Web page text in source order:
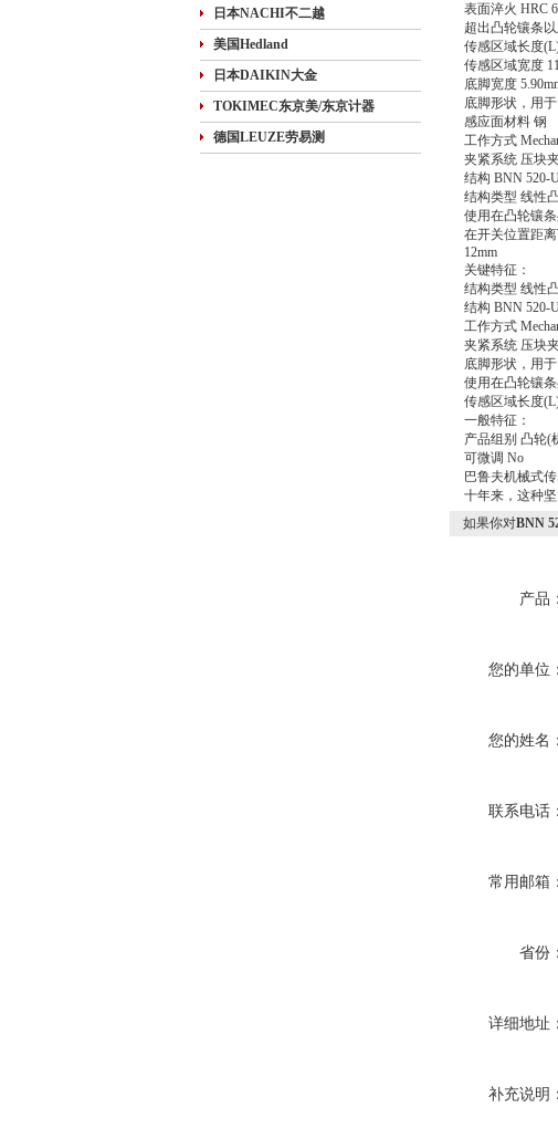
日本NACHI不二越
美国Hedland
日本DAIKIN大金
TOKIMEC东京美/东京计器
德国LEUZE劳易测
表面淬火 HRC
超出凸轮镶条
传感区域长度
传感区域宽度
底脚宽度
底脚形状，用
感应面材料 钢
工作方式
夹紧系统 压块
结构 BNN 520-
结构类型 线性
使用在凸轮镶
在开关位置距
12mm
关键特征：
结构类型 线性
结构 BNN 520-
工作方式
夹紧系统 压块
底脚形状，用
使用在凸轮镶
传感区域长度
一般特征：
产品组别 凸轮(
可微调 No
巴鲁夫机械式
十年来，这种
如果你对BNN
产品：
您的单位：
您的姓名：
联系电话：
常用邮箱：
省份：
详细地址：
补充说明：